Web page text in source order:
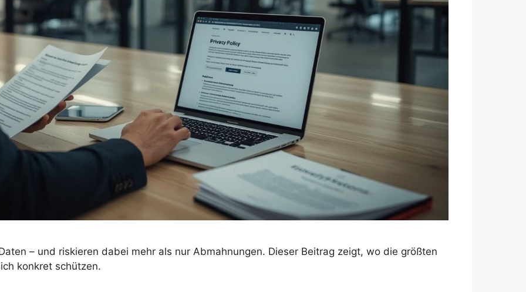
– und riskieren dabei mehr als nur Abmahnungen. Dieser Beitrag zeigt, wo die größten
konkret schützen.